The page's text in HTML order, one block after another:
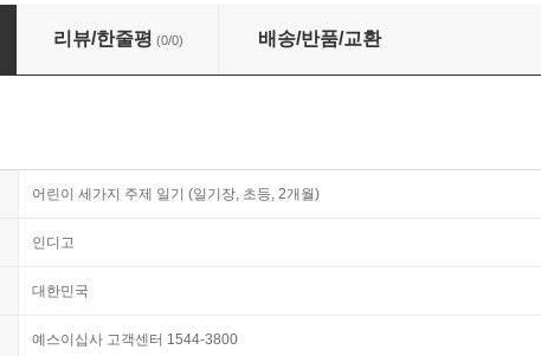
인디고어린이 (일기장, 초등, 2개월)
리뷰/한줄평 (0/0) 배송/반품/교환
어린이 세가지 주제 일기 (일기장, 초등, 2개월)
인디고
대한민국
예스이십사 고객센터 1544-3800